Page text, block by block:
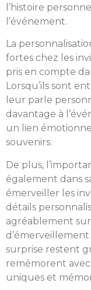
l’histoire
l’événement.
La
fortes chez les
pris en compte
Lorsqu’ils sont
leur parle
davantage à
un lien
souvenirs.
De plus,
également dans
émerveiller les
détails
agréablement
d’émerveillement
surprise restent
remémorent
uniques et